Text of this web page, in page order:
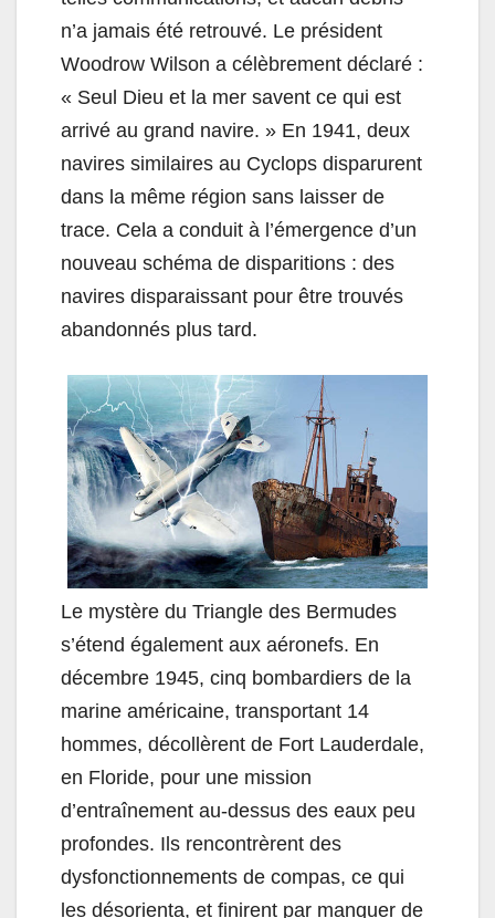
n’a jamais été retrouvé. Le président
Woodrow Wilson a célèbrement déclaré :
« Seul Dieu et la mer savent ce qui est
arrivé au grand navire. » En 1941, deux
navires similaires au Cyclops disparurent
dans la même région sans laisser de
trace. Cela a conduit à l’émergence d’un
nouveau schéma de disparitions : des
navires disparaissant pour être trouvés
abandonnés plus tard.
Le mystère du Triangle des Bermudes
s’étend également aux aéronefs. En
décembre 1945, cinq bombardiers de la
marine américaine, transportant 14
hommes, décollèrent de Fort Lauderdale,
en Floride, pour une mission
d’entraînement au-dessus des eaux peu
profondes. Ils rencontrèrent des
dysfonctionnements de compas, ce qui
les désorienta, et finirent par manquer de